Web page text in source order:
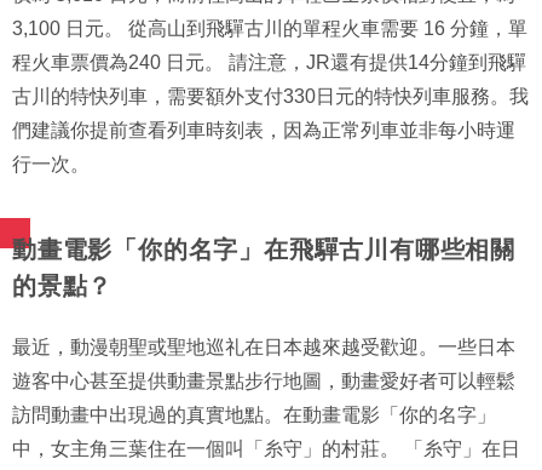
3,100 日元。 從高山到飛驒古川的單程火車需要 16 分鐘，單
程火車票價為240 日元。 請注意，JR還有提供14分鐘到飛驒
古川的特快列車，需要額外支付330日元的特快列車服務。我
們建議你提前查看列車時刻表，因為正常列車並非每小時運
行一次。
動畫電影「你的名字」在飛驒古川有哪些相關
的景點？
最近，動漫朝聖或聖地巡礼在日本越來越受歡迎。一些日本
遊客中心甚至提供動畫景點步行地圖，動畫愛好者可以輕鬆
訪問動畫中出現過的真實地點。在動畫電影「你的名字」
中，女主角三葉住在一個叫「糸守」的村莊。 「糸守」在日